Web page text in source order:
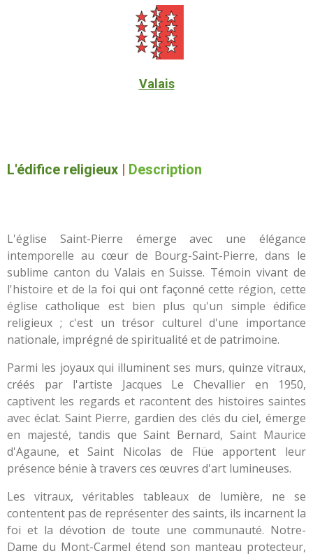
Valais
L'édifice religieux Description
L'église Saint-Pierre émerge avec une élégance
intemporelle au cœur de Bourg-Saint-Pierre, dans le
sublime canton du Valais en Suisse. Témoin vivant de
l'histoire et de la foi qui ont façonné cette région, cette
église catholique est bien plus qu'un simple édifice
religieux ; c'est un trésor culturel d'une importance
nationale, imprégné de spiritualité et de patrimoine.
Parmi les joyaux qui illuminent ses murs, quinze vitraux,
créés par l'artiste Jacques Le Chevallier en 1950,
captivent les regards et racontent des histoires saintes
avec éclat. Saint Pierre, gardien des clés du ciel, émerge
en majesté, tandis que Saint Bernard, Saint Maurice
d'Agaune, et Saint Nicolas de Flüe apportent leur
présence bénie à travers ces œuvres d'art lumineuses.
Les vitraux, véritables tableaux de lumière, ne se
contentent pas de représenter des saints, ils incarnent la
foi et la dévotion de toute une communauté. Notre-
Dame du Mont-Carmel étend son manteau protecteur,